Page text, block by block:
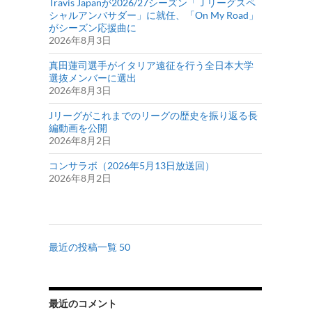
Travis Japanが2026/27シーズン「Ｊリーグスペ
シャルアンバサダー」に就任、「On My Road」
がシーズン応援曲に
2026年8月3日
真田蓮司選手がイタリア遠征を行う全日本大学
選抜メンバーに選出
2026年8月3日
Jリーグがこれまでのリーグの歴史を振り返る長
編動画を公開
2026年8月2日
コンサラボ（2026年5月13日放送回）
2026年8月2日
最近の投稿一覧 50
最近のコメント